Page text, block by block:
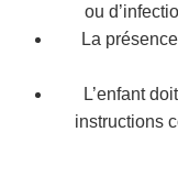
ou
La
L’enfant
instructions